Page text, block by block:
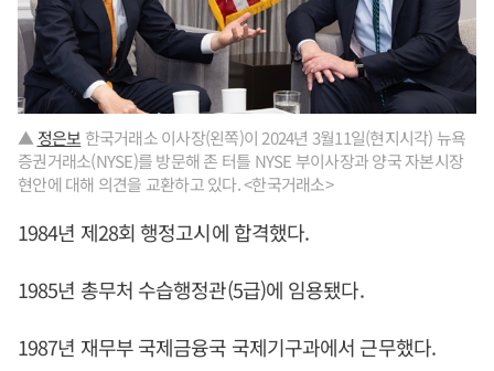
▲ 정은보 한국거래소 이사장(왼쪽)이 2024년 3월11일(현지시각) 뉴욕
증권거래소(NYSE)를 방문해 존 터틀 NYSE 부이사장과 양국 자본시장
현안에 대해 의견을 교환하고 있다. <한국거래소>
1984년 제28회 행정고시에 합격했다.
1985년 총무처 수습행정관(5급)에 임용됐다.
1987년 재무부 국제금융국 국제기구과에서 근무했다.